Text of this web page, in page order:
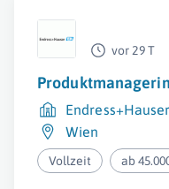
vor 29 T
Wien
Vollzeit ab